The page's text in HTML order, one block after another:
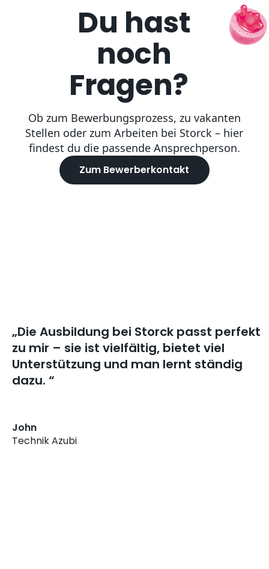
Du hast
noch
Fragen?
Ob zum Bewerbungsprozess, zu vakanten
Stellen oder zum Arbeiten bei Storck – hier
findest du die passende Ansprechperson.
Zum Bewerberkontakt
„Die Ausbildung bei Storck passt perfekt
zu mir – sie ist vielfältig, bietet viel
Unterstützung und man lernt ständig
dazu. “
John
Technik Azubi